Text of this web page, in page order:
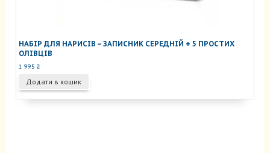
НАБІР ДЛЯ НАРИСІВ – ЗАПИСНИК СЕРЕДНІЙ + 5 ПРОСТИХ
ОЛІВЦІВ
1 995 ₴
Додати в кошик